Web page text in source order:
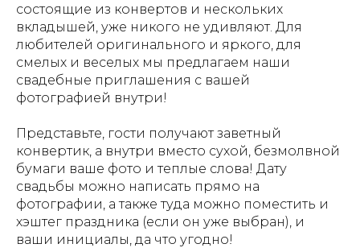
состоящие из конвертов и нескольких
вкладышей, уже никого не удивляют. Для
любителей оригинального и яркого, для
смелых и веселых мы предлагаем наши
свадебные приглашения с вашей
фотографией внутри!
Представьте, гости получают заветный
конвертик, а внутри вместо сухой, безмолвной
бумаги ваше фото и теплые слова! Дату
свадьбы можно написать прямо на
фотографии, а также туда можно поместить и
хэштег праздника (если он уже выбран), и
ваши инициалы, да что угодно!